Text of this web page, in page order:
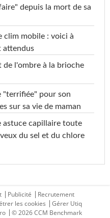
depuis la mort de sa
clim mobile : voici à
attendus
de l'ombre à la brioche
"terrifiée" pour son
sur sa vie de maman
astuce capillaire toute
du sel et du chlore
Publicité
Recrutement
les cookies
Gérer Utiq
© 2026 CCM Benchmark